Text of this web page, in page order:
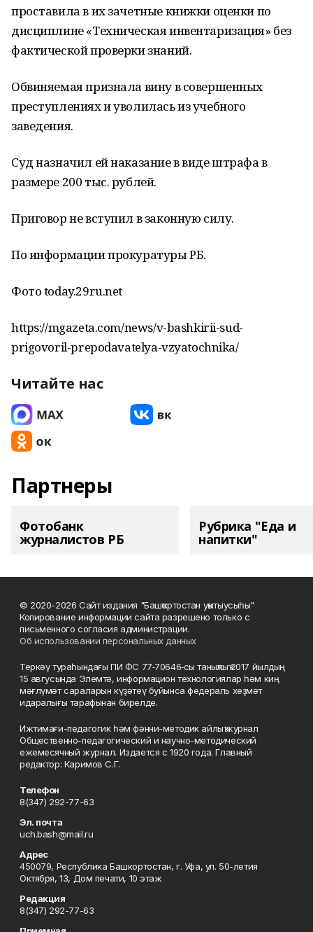
проставила в их зачетные книжки оценки по
дисциплине «Техническая инвентаризация» без
фактической проверки знаний.
Обвиняемая признала вину в совершенных
преступлениях и уволилась из учебного
заведения.
Суд назначил ей наказание в виде штрафа в
размере 200 тыс. рублей.
Приговор не вступил в законную силу.
По информации прокуратуры РБ.
Фото today.29ru.net
https://mgazeta.com/news/v-bashkirii-sud-
prigovoril-prepodavatelya-vzyatochnika/
Читайте нас
Партнеры
Фотобанк
журналистов РБ
Рубрика "Еда и
напитки"
© 2020-2026 Сайт издания "Башҡортостан уҡытыусыһы"
Копирование информации сайта разрешено только с
письменного согласия администрации.
Об использовании персональных данных
Теркәү тураһындағы ПИ ФС 77‑70646‑сы таныҡлыҡ 2017 йылдың
15 авгусында Элемтә, информацион технологиялар һәм киң
мәғлүмәт сараларын күҙәтеү буйынса федераль хеҙмәт
идаралығы тарафынан бирелде.
Ижтимағи-педагогик һәм фәнни-методик айлыҡ журнал
Общественно-педагогический и научно-методический
ежемесячный журнал. Издается с 1920 года. Главный
редактор: Каримов С.Г.
Телефон
8(347) 292-77-63
Эл. почта
uch.bash@mail.ru
Адрес
450079, Республика Башкортостан, г. Уфа, ул. 50-летия
Октября, 13, Дом печати, 10 этаж
Редакция
8(347) 292-77-63